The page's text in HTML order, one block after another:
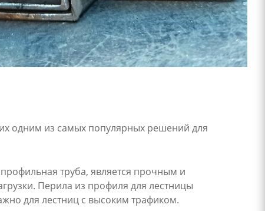
одним из самых популярных решений для
труба, является прочным и
Перила из профиля для лестницы
для лестниц с высоким трафиком.